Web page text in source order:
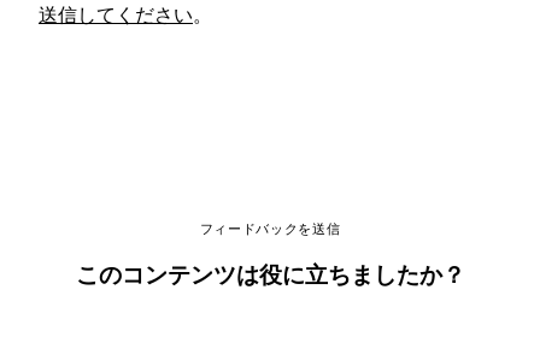
送信してください。
フィードバックを送信
このコンテンツは役に立ちましたか？